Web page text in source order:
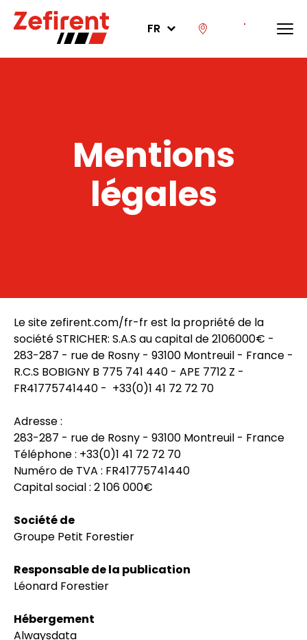
FR
Mentions
légales
Le site zefirent.com/fr-fr est la propriété de la
société STRICHER: S.A.S au capital de 2106000€ -
283-287 - rue de Rosny - 93100 Montreuil - France -
R.C.S BOBIGNY B 775 741 440 - APE 7712 Z -
FR41775741440 - +33(0)1 41 72 72 70
Adresse :
283-287 - rue de Rosny - 93100 Montreuil - France
Téléphone : +33(0)1 41 72 72 70
Numéro de TVA : FR41775741440
Capital social : 2 106 000€
Société de
Groupe Petit Forestier
Responsable de la publication
Léonard Forestier
Hébergement
Alwaysdata